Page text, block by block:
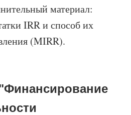
материал:
IRR и способ их
(MIRR).